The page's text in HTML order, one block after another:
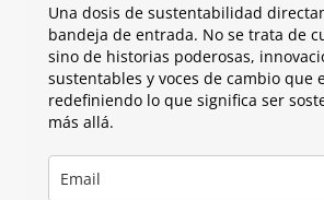
Una dosis de sustentabilidad
bandeja de entrada. No se trata de
sino de historias poderosas,
sustentables y voces de cambio que
redefiniendo lo que significa ser
más allá.